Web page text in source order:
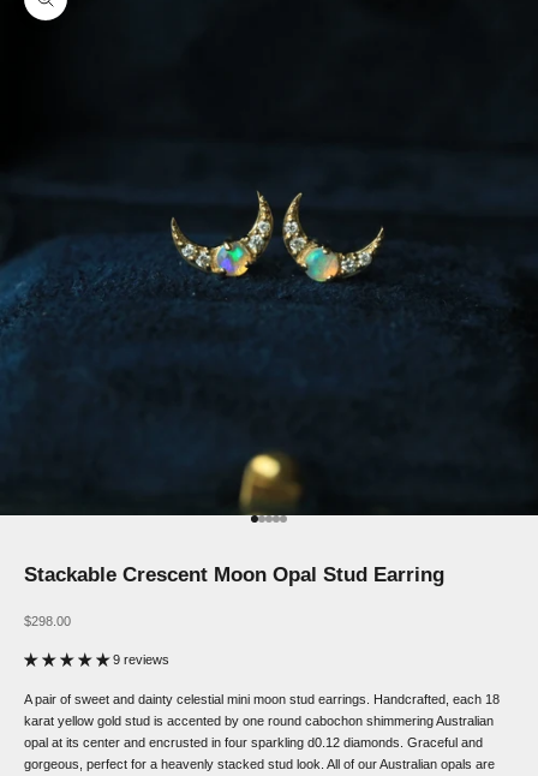
Zoom picture
Go to item 1
Go to item 2
Go to item 3
Go to item 4
Go to item 5
Stackable Crescent Moon Opal Stud Earring
Sale price
$298.00
9 reviews
A pair of sweet and dainty celestial mini moon stud earrings. Handcrafted, each 18
karat yellow gold stud is accented by one round cabochon shimmering Australian
opal at its center and encrusted in four sparkling d0.12 diamonds. Graceful and
gorgeous, perfect for a heavenly stacked stud look. All of our Australian opals are